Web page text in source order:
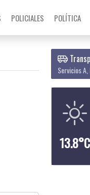
POLICIALES POLÍTICA
Servicios A,
13.8°C